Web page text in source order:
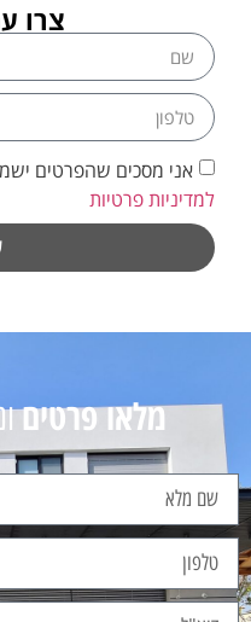
צרו
אני מסכים שהפרטים
למדיניות פרטיות
מלאו פרטים